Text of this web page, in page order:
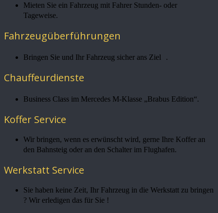
Mieten Sie ein Fahrzeug mit Fahrer Stunden- oder
Tageweise.
Fahrzeugüberführungen
Bringen Sie und Ihr Fahrzeug sicher ans Ziel .
Chauffeurdienste
Business Class im Mercedes M-Klasse „Brabus Edition“.
Koffer Service
Wir bringen, wenn es erwünscht wird, gerne Ihre Koffer an
den Bahnsteig oder an den Schalter im Flughafen.
Werkstatt Service
Sie haben keine Zeit, Ihr Fahrzeug in die Werkstatt zu bringen
? Wir erledigen das für Sie !